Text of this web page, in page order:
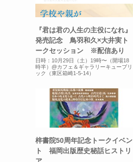
『君は君の人生の主役になれ』
発売記念 鳥羽和久×大井実ト
ークセッション ※配信あり
日時：10月29日（土）19時〜（開場18
時半）@カフェ＆ギャラリーキューブリ
ック（東区箱崎1-5-14）
梓書院50周年記念トークイベン
ト 福岡出版歴史秘話ヒストリ